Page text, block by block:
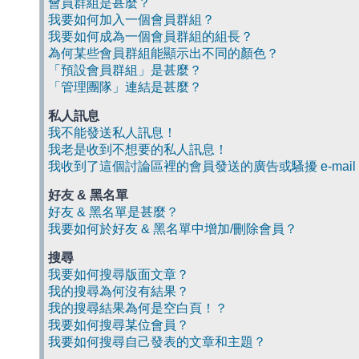
會員群組是甚麼？
我要如何加入一個會員群組？
我要如何成為一個會員群組的組長？
為何某些會員群組能顯示出不同的顏色？
「預設會員群組」是甚麼？
「管理團隊」連結是甚麼？
私人訊息
我不能發送私人訊息！
我老是收到不想要的私人訊息！
我收到了這個討論區裡的會員發送的廣告或騷擾 e-mail
好友 & 黑名單
好友 & 黑名單是甚麼？
我要如何於好友 & 黑名單中增加/刪除會員？
搜尋
我要如何搜尋版面文章？
我的搜尋為何沒有結果？
我的搜尋結果為何是空白頁！？
我要如何搜尋某位會員？
我要如何搜尋自己發表的文章和主題？